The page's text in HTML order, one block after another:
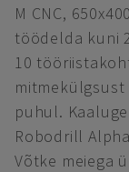
M CNC,
töödelda kuni
10
puhul.
Robodrill
Võtke meiega